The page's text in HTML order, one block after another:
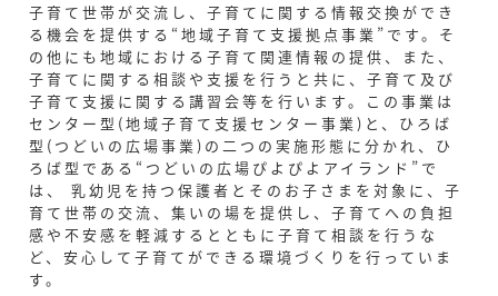
子育て世帯が交流し、子育てに関する情報交換ができ
る機会を提供する“地域子育て支援拠点事業”です。そ
の他にも地域における子育て関連情報の提供、また、
子育てに関する相談や支援を行うと共に、子育て及び
子育て支援に関する講習会等を行います。この事業は
センター型(地域子育て支援センター事業)と、ひろば
型(つどいの広場事業)の二つの実施形態に分かれ、ひ
ろば型である“つどいの広場ぴよぴよアイランド”で
は、 乳幼児を持つ保護者とそのお子さまを対象に、子
育て世帯の交流、集いの場を提供し、子育てへの負担
感や不安感を軽減するとともに子育て相談を行うな
ど、安心して子育てができる環境づくりを行っていま
す。